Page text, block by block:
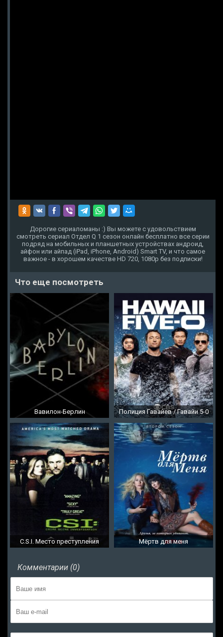
Дорогие сериаломаны :) Вы можете с удовольствием
смотреть сериал Отдел Q 1 сезон онлайн бесплатно все серии
подряд на мобильных и планшетных устройствах андроид,
айфон или айпад (iPad, iPhone, Android) Smart TV, и что самое
важное - в хорошем качестве HD 720, 1080p без подписки!
Что еще посмотреть
Вавилон-Берлин Полиция Гавайев / Гавайи 5-0
C.S.I. Место преступления Мёртв для меня
Комментарии (0)